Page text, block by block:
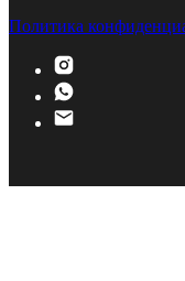
Политика